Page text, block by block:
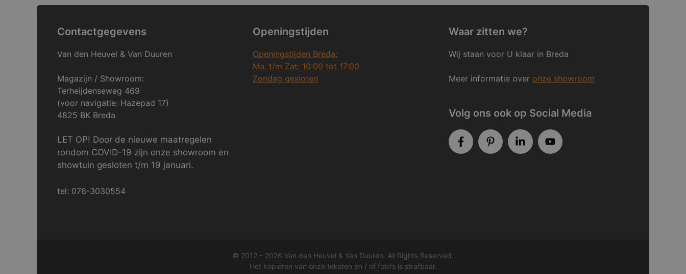
Contactgegevens
Van den Heuvel & Van Duuren
Magazijn / Showroom:
Terheijdenseweg 469
(voor navigatie: Hazepad 17)
4825 BK Breda
LET OP! Door de nieuwe maatregelen
rondom COVID-19 zijn onze showroom en
showtuin gesloten t/m 19 januari.
tel: 076-3030554
Openingstijden
Openingstijden Breda:
Ma. t/m Zat: 10:00 tot 17:00
Zondag gesloten
Waar zitten we?
Wij staan voor U klaar in Breda
Meer informatie over onze showroom
Volg ons ook op Social Media
© 2012 – 2026 Van den Heuvel & Van Duuren. All Rights Reserved.
Het kopiëren van onze teksten en / of foto’s is strafbaar.